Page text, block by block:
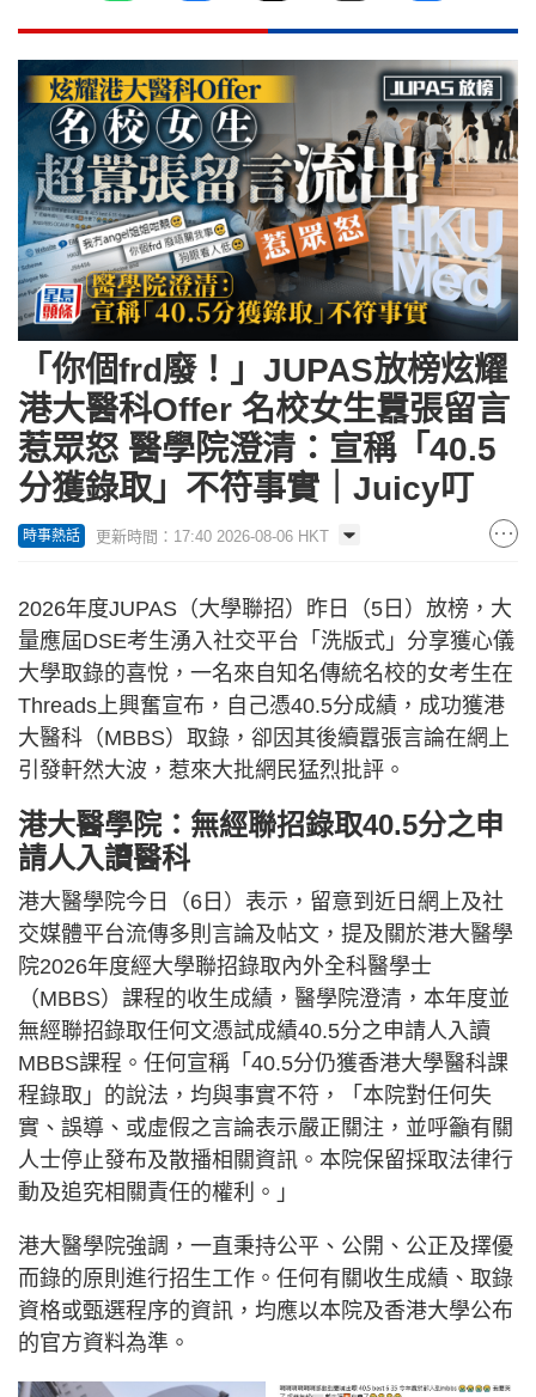
「你個frd廢！」JUPAS放榜炫耀
港大醫科Offer 名校女生囂張留言
惹眾怒 醫學院澄清：宣稱「40.5
分獲錄取」不符事實｜Juicy叮
時事熱話 更新時間：17:40 2026-08-06 HKT
2026年度JUPAS（大學聯招）昨日（5日）放榜，大
量應屆DSE考生湧入社交平台「洗版式」分享獲心儀
大學取錄的喜悅，一名來自知名傳統名校的女考生在
Threads上興奮宣布，自己憑40.5分成績，成功獲港
大醫科（MBBS）取錄，卻因其後續囂張言論在網上
引發軒然大波，惹來大批網民猛烈批評。
港大醫學院：無經聯招錄取40.5分之申
請人入讀醫科
港大醫學院今日（6日）表示，留意到近日網上及社
交媒體平台流傳多則言論及帖文，提及關於港大醫學
院2026年度經大學聯招錄取內外全科醫學士
（MBBS）課程的收生成績，醫學院澄清，本年度並
無經聯招錄取任何文憑試成績40.5分之申請人入讀
MBBS課程。任何宣稱「40.5分仍獲香港大學醫科課
程錄取」的說法，均與事實不符，「本院對任何失
實、誤導、或虛假之言論表示嚴正關注，並呼籲有關
人士停止發布及散播相關資訊。本院保留採取法律行
動及追究相關責任的權利。」
港大醫學院強調，一直秉持公平、公開、公正及擇優
而錄的原則進行招生工作。任何有關收生成績、取錄
資格或甄選程序的資訊，均應以本院及香港大學公布
的官方資料為準。